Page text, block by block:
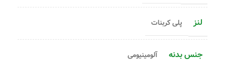
لنز پلی کربنات
جنس بدنه آلومینیومی